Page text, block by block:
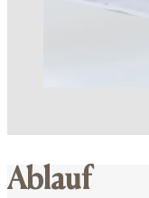
Ablauf